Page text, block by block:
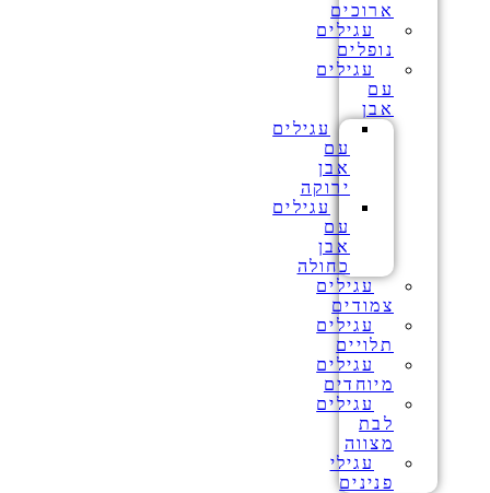
ארוכים
עגילים
נופלים
עגילים
עם
אבן
עגילים
עם
אבן
ירוקה
עגילים
עם
אבן
כחולה
עגילים
צמודים
עגילים
תלויים
עגילים
מיוחדים
עגילים
לבת
מצווה
עגילי
פנינים